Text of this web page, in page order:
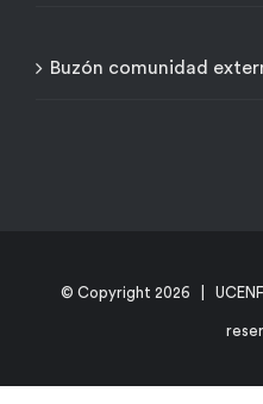
Buzón comunidad
© Copyright 2026 |